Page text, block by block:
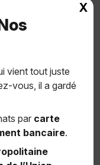
vient tout juste
vous, il a gardé
par carte
bancaire.
X